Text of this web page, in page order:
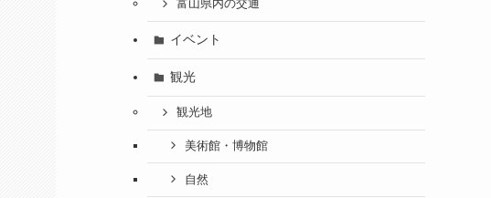
富山県内の交通
イベント
観光
観光地
美術館・博物館
自然